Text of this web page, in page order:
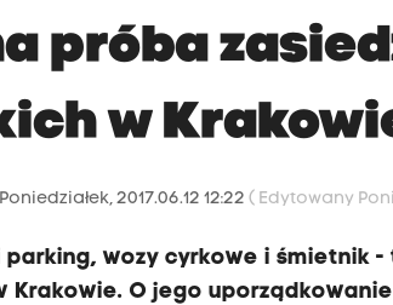
próba
w
Poniedziałek, 2017.06.12 12:22( Edytowany
parking, wozy cyrkowe i śmietnik
Krakowie. O jego